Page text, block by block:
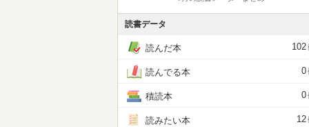
読書データ
読んだ本 102
読んでる本 0
積読本 0
読みたい本 12